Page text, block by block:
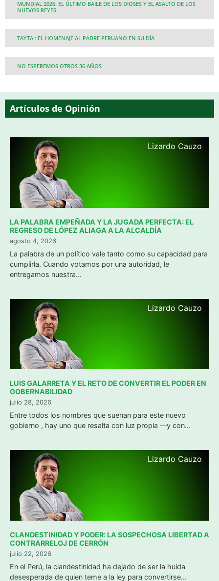
MUNDIAL 2026: EL ÚLTIMO BAILE DE LOS DIOSES Y EL ASALTO DE LOS
NUEVOS REYES
TAYTA : EL HOMENAJE AL PADRE PERUANO EN SU DÍA
NO ESPEREMOS OTROS 36 AÑOS
Artículos de Opinión
Lizardo Cauzo
LA PALABRA EMPEÑADA Y LA JUGADA PERFECTA: EL
REGRESO DE LÓPEZ ALIAGA A LA ALCALDÍA
agosto 4, 2026
La palabra de un político vale tanto como su capacidad para
cumplirla. Cuando votamos por una autoridad, le
entregamos nuestra...
Lizardo Cauzo
LUIS GALARRETA Y EL RETO DE CONVERTIR EL PODER EN
GOBERNABILIDAD
julio 28, 2026
Entre todos los nombres que suenan para este nuevo
gobierno , hay uno que resalta con luz propia —y con...
Lizardo Cauzo
CLANDESTINIDAD Y PODER: LA SOSPECHOSA LIBERTAD A
CONTRARRELOJ DE CERRÓN
julio 22, 2026
​En el Perú, la clandestinidad ha dejado de ser la huida
desesperada de quien teme a la ley para convertirse...